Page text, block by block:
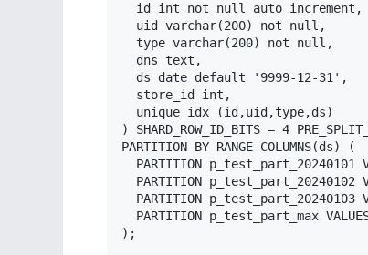
id int not null auto_increment,
uid varchar(200) not null,
type varchar(200) not null,
dns text,
ds date default '9999-12-31',
store_id int,
unique idx (id,uid,type,ds)
) SHARD_ROW_ID_BITS = 4
PARTITION BY RANGE COLUMNS(ds) (
PARTITION p_test_part_20240101
PARTITION p_test_part_20240102
PARTITION p_test_part_20240103
PARTITION p_test_part_max VALUES
);